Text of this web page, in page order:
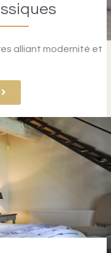
alliant modernité et